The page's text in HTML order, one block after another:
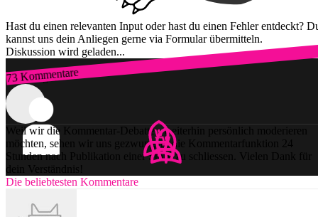
Hast du einen relevanten Input oder hast du einen Fehler entdeckt?
kannst uns dein Anliegen gerne via Formular übermitteln.
Diskussion wird geladen...
73 Kommentare
Zum Login
Weil wir die Kommentar-Debatten weiterhin persönlich moderieren
möchten, sehen wir uns gezwungen, die Kommentarfunktion 24
Stunden nach Publikation einer Story zu schliessen. Vielen Dank für
dein Verständnis!
Die beliebtesten Kommentare